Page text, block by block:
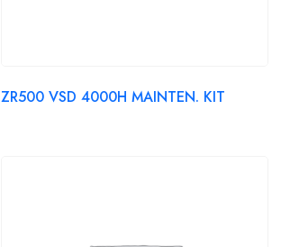
ZR500 VSD 4000H MAINTEN. KIT